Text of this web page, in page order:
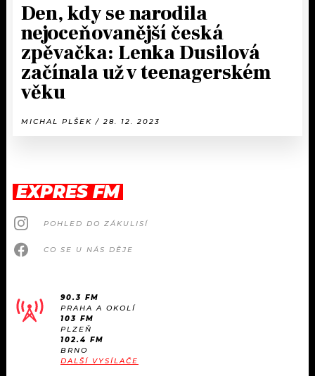
Den, kdy se narodila
nejoceňovanější česká
zpěvačka: Lenka Dusilová
začínala už v teenagerském
věku
MICHAL PLŠEK / 28. 12. 2023
EXPRES FM
POHLED DO ZÁKULISÍ
CO SE U NÁS DĚJE
90.3 FM
PRAHA A OKOLÍ
103 FM
PLZEŇ
102.4 FM
BRNO
DALŠÍ VYSÍLAČE